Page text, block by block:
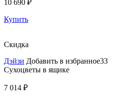
10 690 ₽
Купить
Скидка
Дэйзи Добавить в избранное33
Сухоцветы в ящике
7 014 ₽